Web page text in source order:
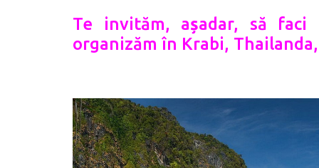
Te invităm, așadar, să
organizăm în Krabi,